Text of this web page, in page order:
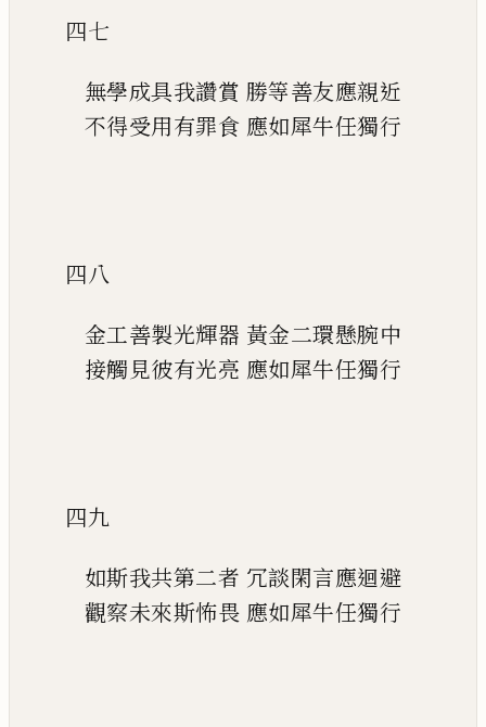
四七
無學成具我讚賞 勝等善友應親近
不得受用有罪食 應如犀牛任獨行
四八
金工善製光輝器 黃金二環懸腕中
接觸見彼有光亮 應如犀牛任獨行
四九
如斯我共第二者 冗談閑言應迴避
觀察未來斯怖畏 應如犀牛任獨行